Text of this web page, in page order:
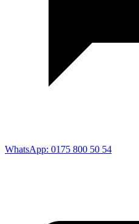
WhatsApp: 0175 800 50 54